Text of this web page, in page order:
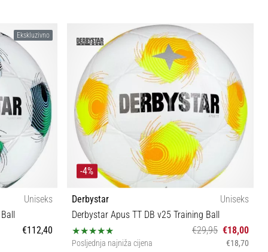
5
Ekskluzivno
Uniseks
€112,40
-4%
Derbystar
Uniseks
Derbystar Apus TT DB v25 Training Ball
€29,95 €18,00
Posljednja najniža cijena €18,70